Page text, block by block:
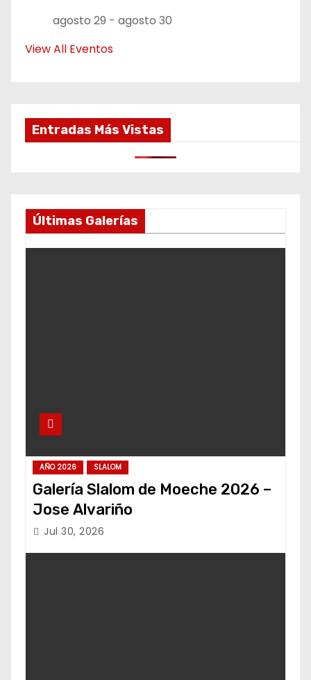
agosto 29 - agosto 30
View All Eventos
Entradas Más Vistas
Últimas Galerías
AÑO 2026 SLALOM
Galería Slalom de Moeche 2026 –
Jose Alvariño
Jul 30, 2026